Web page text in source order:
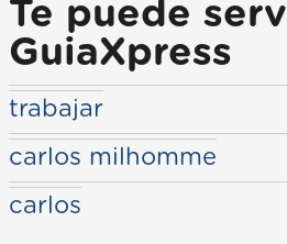
Te puede
GuiaXpress
trabajar
carlos milhomme
carlos